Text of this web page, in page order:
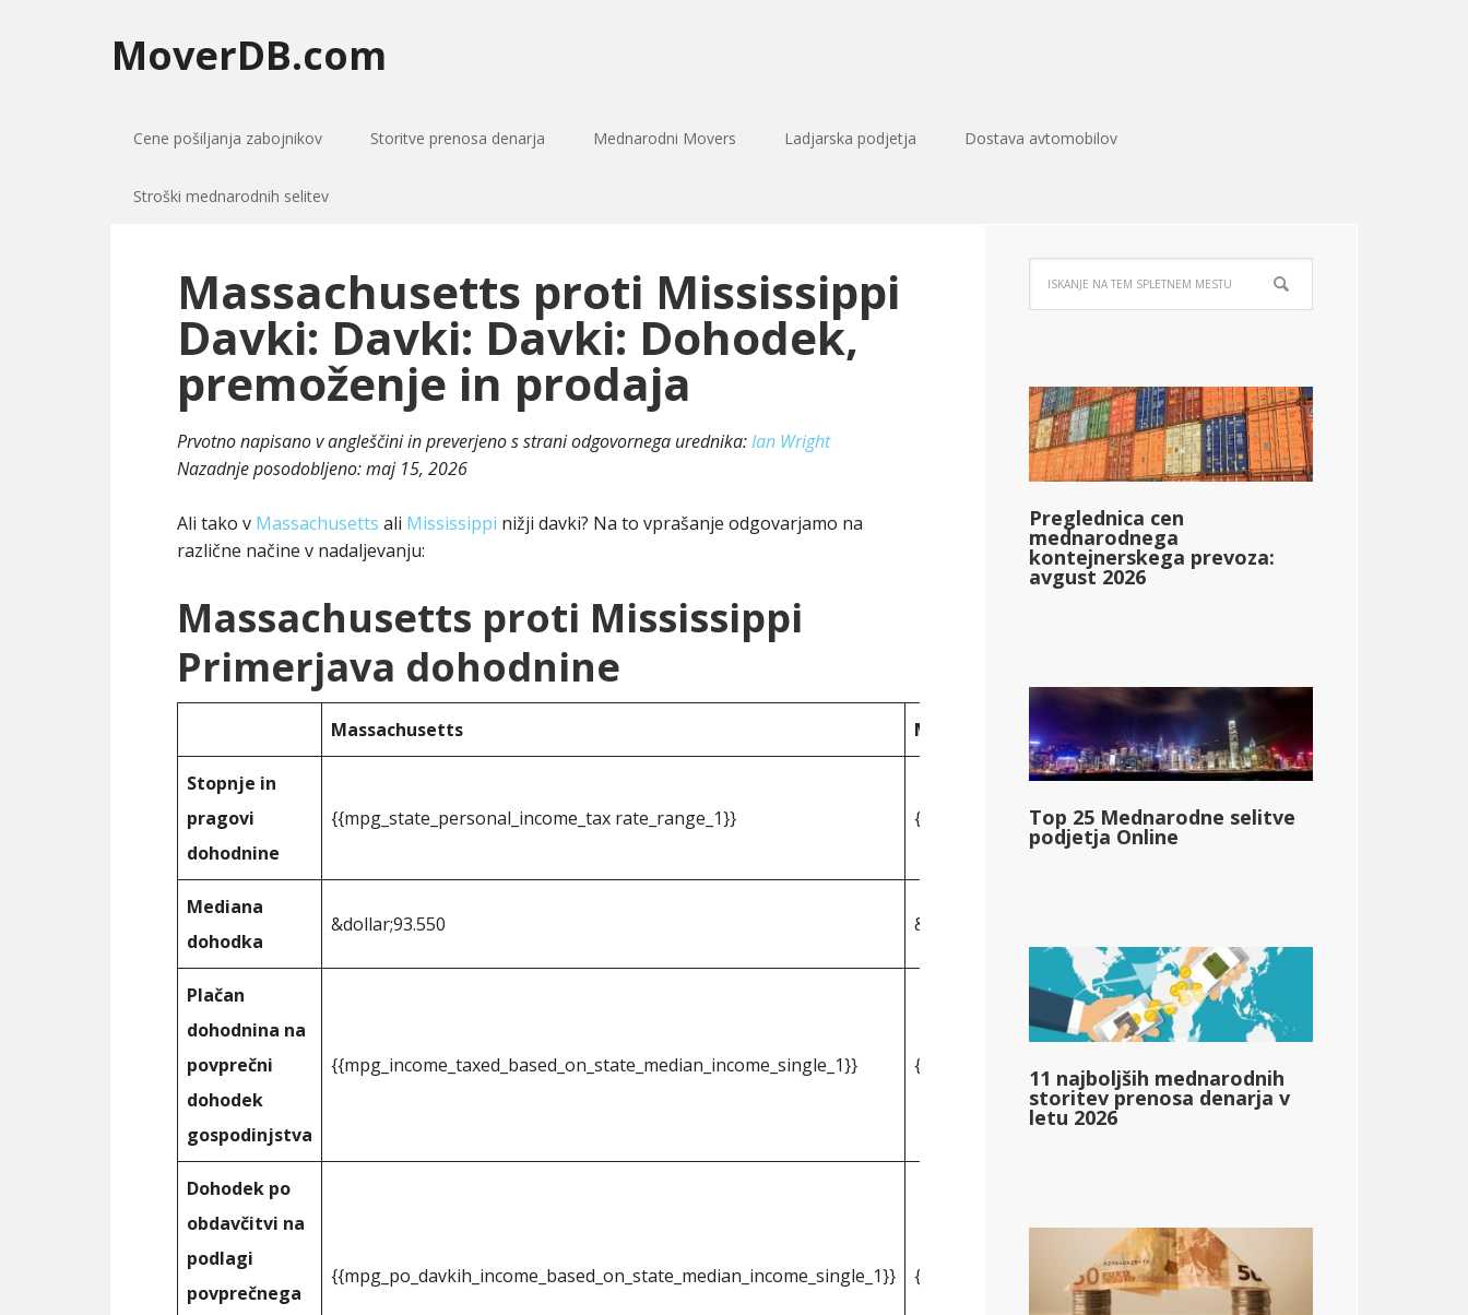
MoverDB.com
Cene pošiljanja zabojnikov Storitve prenosa denarja Mednarodni Movers Ladjarska podjetja Dostava avtomobilov
Stroški mednarodnih selitev
Massachusetts proti Mississippi
Davki: Davki: Davki: Dohodek,
premoženje in prodaja
Prvotno napisano v angleščini in preverjeno s strani odgovornega urednika:Ian Wright
Nazadnje posodobljeno:maj 15, 2026
Ali tako v Massachusetts ali Mississippi nižji davki? Na to vprašanje odgovarjamo na
različne načine v nadaljevanju:
Massachusetts proti Mississippi
Primerjava dohodnine
Massachusetts Mississippi
Stopnje in
pragovi
dohodnine
{{mpg_state_personal_income_tax rate_range_1}} {{mpg_state_personal_income_tax rate_range_2}}
Mediana
dohodka
&dollar;93.550 &dollar;48.610
Plačan
dohodnina na
povprečni
dohodek
gospodinjstva
{{mpg_income_taxed_based_on_state_median_income_single_1}} {{mpg_income_taxed_based_on_state_median_income_single_2}}
Dohodek po
obdavčitvi na
podlagi
povprečnega
{{mpg_po_davkih_income_based_on_state_median_income_single_1}}
Preglednica cen
mednarodnega
kontejnerskega prevoza:
avgust 2026
Top 25 Mednarodne selitve
podjetja Online
11 najboljših mednarodnih
storitev prenosa denarja v
letu 2026